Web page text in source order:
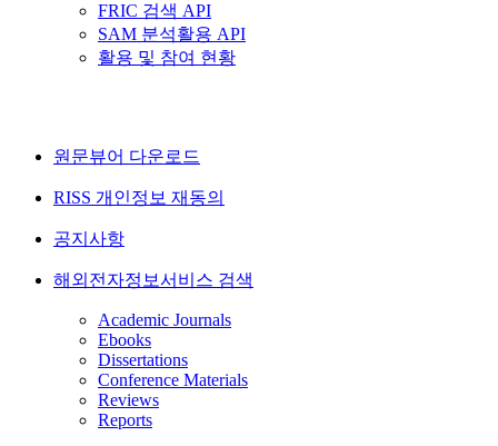
FRIC 검색 API
SAM 분석활용 API
활용 및 참여 현황
원문뷰어 다운로드
RISS 개인정보 재동의
공지사항
해외전자정보서비스 검색
Academic Journals
Ebooks
Dissertations
Conference Materials
Reviews
Reports